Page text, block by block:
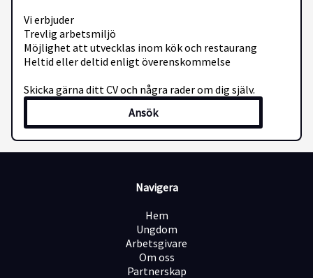
Vi erbjuder
Trevlig arbetsmiljö
Möjlighet att utvecklas inom kök och restaurang
Heltid eller deltid enligt överenskommelse
Skicka gärna ditt CV och några rader om dig själv.
Ansök
Navigera
Hem
Ungdom
Arbetsgivare
Om oss
Partnerskap